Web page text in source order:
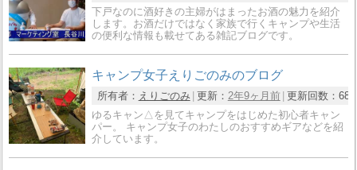
下戸なのに酒好きの主婦がはまったお酒の魅力を紹介
します。お酒だけではなく家族で行くキャンプや生活
の便利な情報も載せてある雑記ブログです。
キャンプ女子えりごのみのブログ
所有者： えりごのみ 更新： 2年9ヶ月前 更新回数： 68
ゆるキャン△を見てキャンプをはじめた初心者キャン
パー。 キャンプ女子のわたしのおすすめギアなどを紹
介しています。